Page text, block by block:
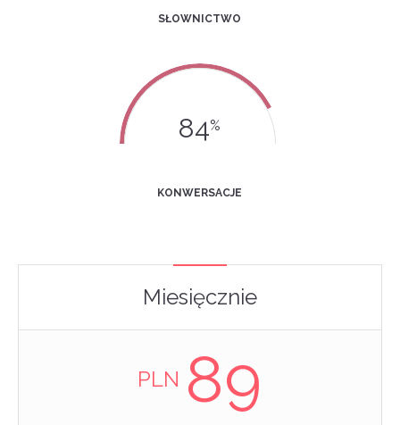
SŁOWNICTWO
84%
KONWERSACJE
Miesięcznie
PLN 89